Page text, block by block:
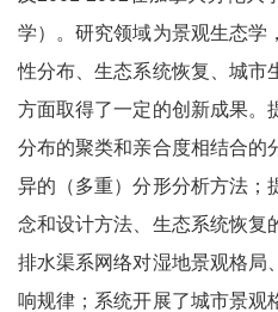
学）。研究领域为景观生态学
性分布、生态系统恢复、城市
方面取得了一定的创新成果。
分布的聚类和亲合度相结合的
异的（多重）分形分析方法；
念和设计方法、生态系统恢复
排水渠系网络对湿地景观格局
响规律；系统开展了城市景观